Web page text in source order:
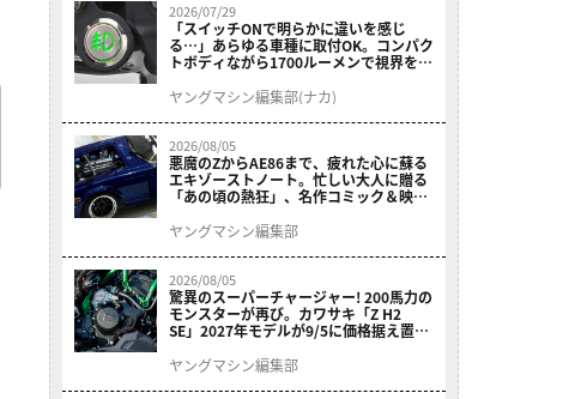
2026/07/29
「スイッチONで明らかに違いを感じ
る…」あらゆる車種に取付OK。コンパク
トボディながら1700ルーメンで視界を確
ニット プレシャスレイ スモール］
ヤングマシン編集部(ナカ)
2026/08/05
悪魔のZからAE86まで、疲れた心に蘇る
エキゾーストノート。忙しい大人に贈る
「あの頃の熱狂」、名作コミック＆映画
結！
ヤングマシン編集部
2026/08/05
驚異のスーパーチャージャー! 200馬力の
モンスターが再び。カワサキ「Z H2
SE」2027年モデルが9/5に価格据え置き
ヤングマシン編集部